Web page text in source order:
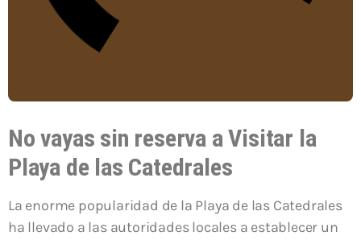
No vayas sin reserva a Visitar la
Playa de las Catedrales
La enorme popularidad de la Playa de las Catedrales
ha llevado a las autoridades locales a establecer un